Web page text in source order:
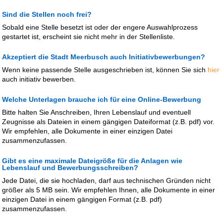
Sind die Stellen noch frei?
Sobald eine Stelle besetzt ist oder der engere Auswahlprozess
gestartet ist, erscheint sie nicht mehr in der Stellenliste.
Akzeptiert die Stadt Meerbusch auch Initiativbewerbungen?
Wenn keine passende Stelle ausgeschrieben ist, können Sie sich hier
auch initiativ bewerben.
Welche Unterlagen brauche ich für eine Online-Bewerbung
Bitte halten Sie Anschreiben, Ihren Lebenslauf und eventuell
Zeugnisse als Dateien in einem gängigen Dateiformat (z.B. pdf) vor.
Wir empfehlen, alle Dokumente in einer einzigen Datei
zusammenzufassen.
Gibt es eine maximale Dateigröße für die Anlagen wie
Lebenslauf und Bewerbungsschreiben?
Jede Datei, die sie hochladen, darf aus technischen Gründen nicht
größer als 5 MB sein. Wir empfehlen Ihnen, alle Dokumente in einer
einzigen Datei in einem gängigen Format (z.B. pdf)
zusammenzufassen.